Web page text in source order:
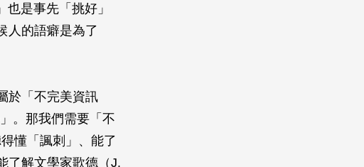
是事先「挑好」
人的語癖是為了
於「不完美資訊
。那我們需要「不
懂「諷刺」、能了
了解文學家歌德（J.